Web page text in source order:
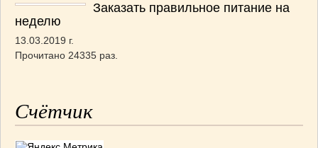
Заказать правильное питание на
неделю
13.03.2019 г.
Прочитано 24335 раз.
Счётчик